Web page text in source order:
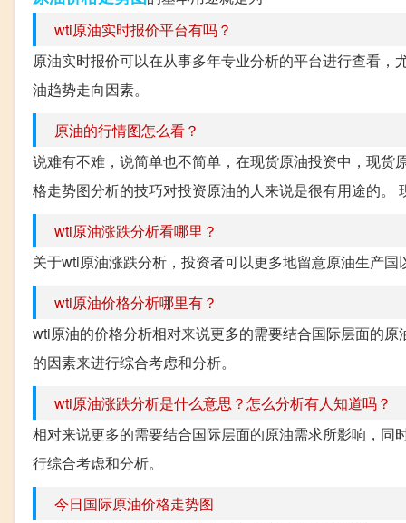
wti原油实时报价平台有吗？
原油实时报价可以在从事多年专业分析的平台进行查看
油趋势走向因素。
原油的行情图怎么看？
说难有不难，说简单也不简单，在现货原油投资中，现
格走势图分析的技巧对投资原油的人来说是很有用途的
wti原油涨跌分析看哪里？
关于wti原油涨跌分析，投资者可以更多地留意原油生产
wti原油价格分析哪里有？
wti原油的价格分析相对来说更多的需要结合国际层面的
的因素来进行综合考虑和分析。
wti原油涨跌分析是什么意思？怎么分析有人知道吗？
相对来说更多的需要结合国际层面的原油需求所影响，
行综合考虑和分析。
今日国际原油价格走势图